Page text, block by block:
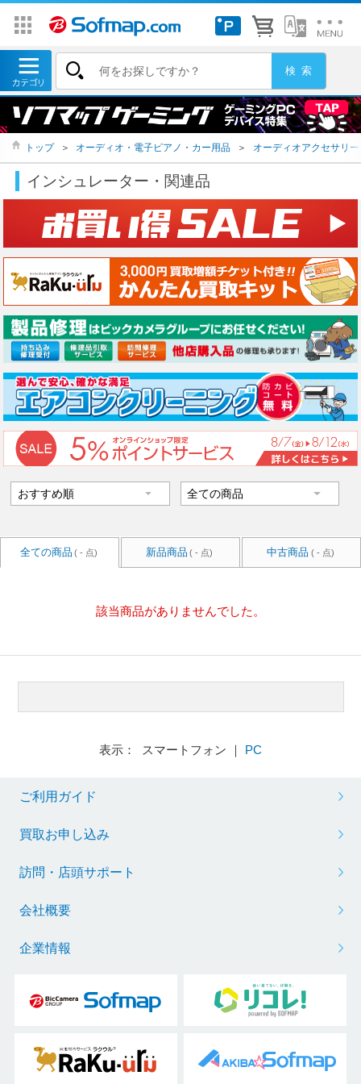
トップ ＞ オーディオ・電子ピアノ・カー用品 ＞ オーディオアクセサリ
インシュレーター・関連品
全ての商品 ( - 点) 新品商品 ( - 点) 中古商品 ( - 点)
該当商品がありませんでした。
表示： スマートフォン ｜ PC
ご利用ガイド
買取お申し込み
訪問・店頭サポート
会社概要
企業情報